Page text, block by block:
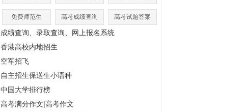
免费师范生 高考成绩查询 高考试题答案
成绩查询、录取查询、网上报名系统
香港高校内地招生
空军招飞
自主招生保送生小语种
中国大学排行榜
高考满分作文|高考作文